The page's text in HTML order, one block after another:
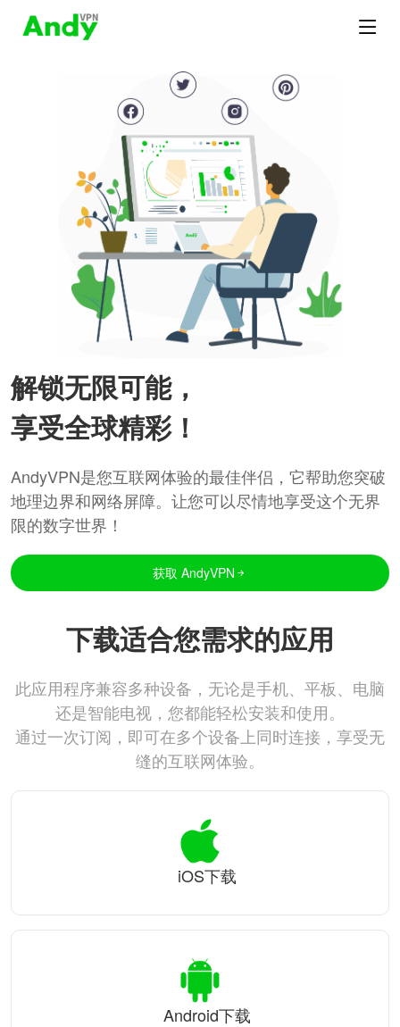
解锁无限可能，
享受全球精彩！
AndyVPN是您互联网体验的最佳伴侣，它帮助您突破
地理边界和网络屏障。让您可以尽情地享受这个无界
限的数字世界！
获取 AndyVPN
下载适合您需求的应用
此应用程序兼容多种设备，无论是手机、平板、电脑
还是智能电视，您都能轻松安装和使用。
通过一次订阅，即可在多个设备上同时连接，享受无
缝的互联网体验。
iOS下载
Android下载